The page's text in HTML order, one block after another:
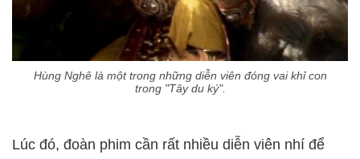
Hùng Nghê là một trong những diễn viên đóng vai khỉ con
trong "Tây du ký".
Lúc đó, đoàn phim cần rất nhiều diễn viên nhí để